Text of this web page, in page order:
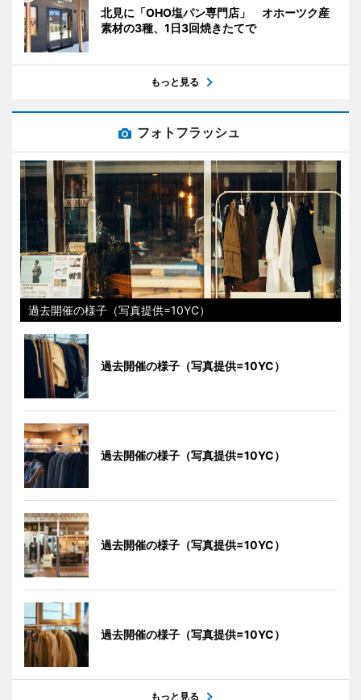
北見に「OHO塩パン専門店」 オホーツク産
素材の3種、1日3回焼きたてで
もっと見る
フォトフラッシュ
過去開催の様子（写真提供=10YC）
過去開催の様子（写真提供=10YC）
過去開催の様子（写真提供=10YC）
過去開催の様子（写真提供=10YC）
過去開催の様子（写真提供=10YC）
もっと見る